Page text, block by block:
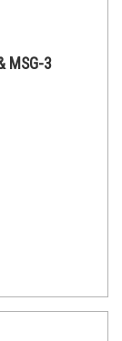
MSG-3